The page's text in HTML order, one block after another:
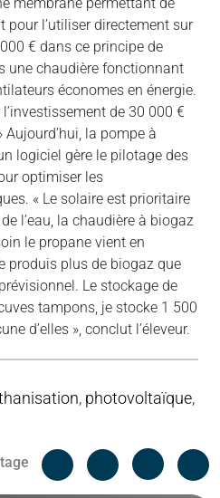
pour l’utiliser directement sur
€ dans ce principe de
une chaudière fonctionnant
économes en énergie.
de 30 000 €
Aujourd’hui, la pompe à
logiciel gère le pilotage des
optimiser les
« Le solaire est prioritaire
l’eau, la chaudière à biogaz
le propane vient en
produis plus de biogaz que
Le stockage de
tampons, je stocke 1 500
d’elles », conclut l’éleveur.
, photovoltaïque,
Facebook
Linked